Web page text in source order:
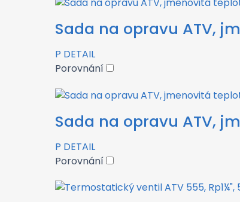
Sada na opravu ATV,
P DETAIL
Porovnání
Sada na opravu ATV,
P DETAIL
Porovnání